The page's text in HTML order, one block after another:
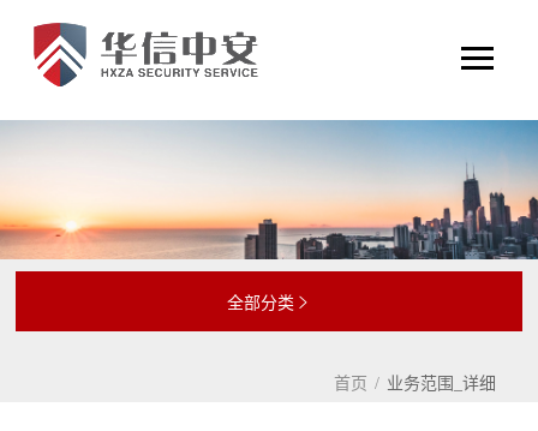
全部分类
首页 / 业务范围_详细